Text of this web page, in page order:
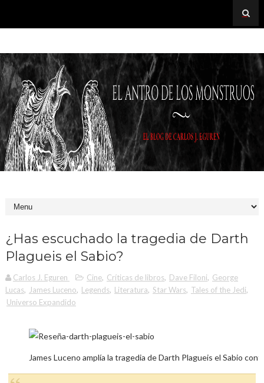
¿Has escuchado la tragedia de Darth
Plagueis el Sabio?
Carlos J. Eguren Cine, Críticas de libros, Dave Filoni, George
Lucas, James Luceno, Legends, Literatura, Star Wars, Tales of the Jedi,
Universo Expandido
James Luceno amplía la tragedia de Darth Plagueis el Sabio